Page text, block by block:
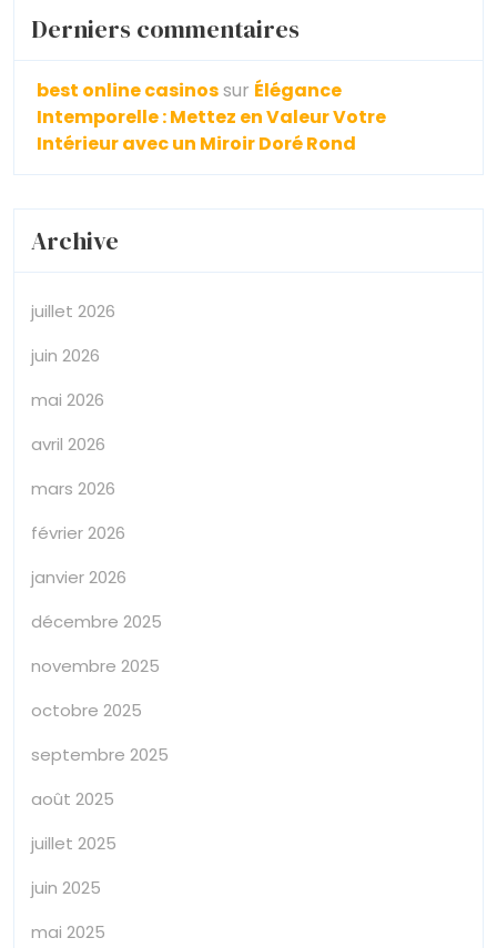
Derniers commentaires
best online casinossur Élégance
Intemporelle : Mettez en Valeur Votre
Intérieur avec un Miroir Doré Rond
Archive
juillet 2026
juin 2026
mai 2026
avril 2026
mars 2026
février 2026
janvier 2026
décembre 2025
novembre 2025
octobre 2025
septembre 2025
août 2025
juillet 2025
juin 2025
mai 2025